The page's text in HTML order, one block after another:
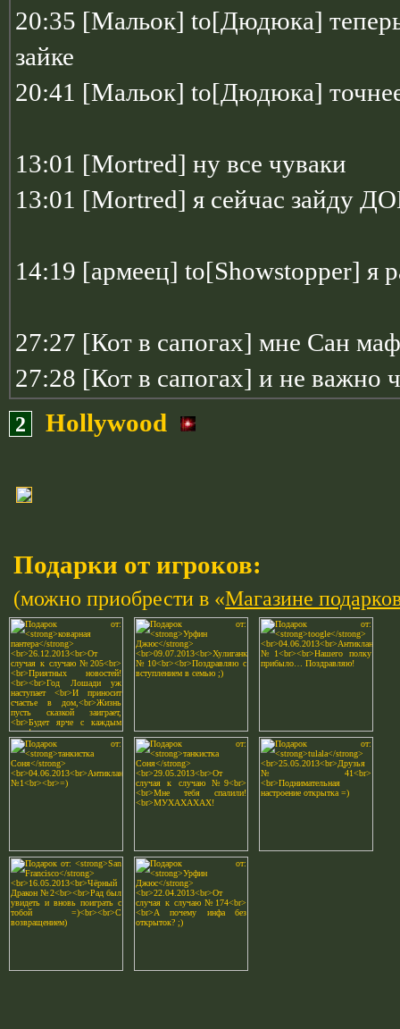
20:35 [Мальок] to[Дюдюка]
зайке
20:41 [Мальок] to[Дюдюка] точнее
13:01 [Mortred] ну все чуваки
13:01 [Mortred] я сейчас зайду
14:19 [армеец] to[Showstopper] я
27:27 [Кот в сапогах] мне Сан маф
27:28 [Кот в сапогах] и не важно
2 Hollywood
Подарки от игроков:
(можно приобрести в «Магазине